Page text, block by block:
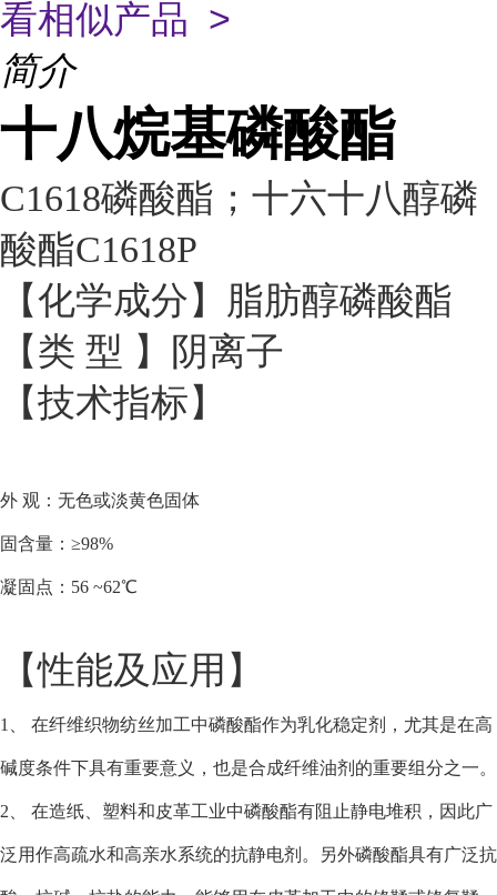
看相似产品 >
简介
十八烷基磷酸酯
C1618磷酸酯；十六十八醇磷
酸酯C1618P
【化学成分】脂肪醇磷酸酯
【类 型 】阴离子
【技术指标】
外 观：无色或淡黄色固体
固含量： ≥98%
凝固点： 56 ~62℃
【性能及应用】
1、 在纤维织物纺丝加工中磷酸酯作为乳化稳定剂，尤其是在高
碱度条件下具有重要意义，也是合成纤维油剂的重要组分之一。
2、 在造纸、塑料和皮革工业中磷酸酯有阻止静电堆积，因此广
泛用作高疏水和高亲水系统的抗静电剂。另外磷酸酯具有广泛抗